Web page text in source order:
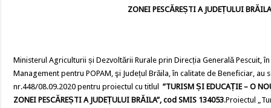
ZONEI PESCĂREȘTI A JUDEȚULUI
Ministerul Agriculturii și Dezvoltării Rurale prin Direcția Generală Pescuit,
Management pentru POPAM, şi Județul Brăila, în calitate de Beneficiar, au
nr.448/08.09.2020 pentru proiectul cu titlul”TURISM ȘI EDUCAȚIE – O
ZONEI PESCĂREȘTI A JUDEȚULUI BRĂILA”, cod SMIS 134053.Proiectul